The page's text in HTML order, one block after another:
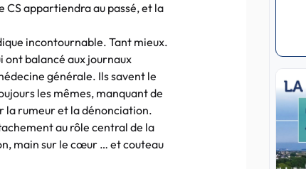
CS appartiendra au passé, et la
incontournable. Tant mieux.
ont balancé aux journaux
générale. Ils savent le
les mêmes, manquant de
la rumeur et la dénonciation.
au rôle central de la
main sur le cœur … et couteau